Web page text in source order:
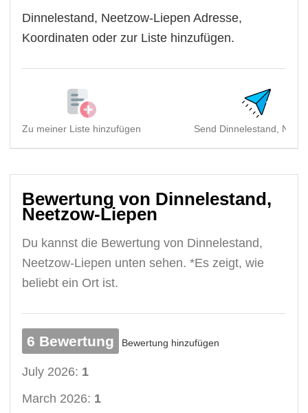
Dinnelestand, Neetzow-Liepen Adresse,
Koordinaten oder zur Liste hinzufügen.
Zu meiner Liste hinzufügen Send Dinnelestand,
Bewertung von Dinnelestand,
Neetzow-Liepen
Du kannst die Bewertung von Dinnelestand,
Neetzow-Liepen unten sehen. *Es zeigt, wie
beliebt ein Ort ist.
6 Bewertung Bewertung hinzufügen
July 2026: 1
March 2026: 1